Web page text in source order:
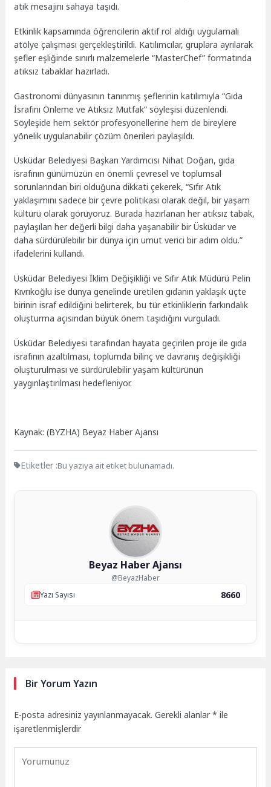
atık mesajını sahaya taşıdı.
Etkinlik kapsamında öğrencilerin aktif rol aldığı uygulamalı
atölye çalışması gerçekleştirildi. Katılımcılar, gruplara ayrılarak
şefler eşliğinde sınırlı malzemelerle “MasterChef” formatında
atıksız tabaklar hazırladı.
Gastronomi dünyasının tanınmış şeflerinin katılımıyla “Gıda
İsrafını Önleme ve Atıksız Mutfak” söyleşisi düzenlendi.
Söyleşide hem sektör profesyonellerine hem de bireylere
yönelik uygulanabilir çözüm önerileri paylaşıldı.
Üsküdar Belediyesi Başkan Yardımcısı Nihat Doğan, gıda
israfının günümüzün en önemli çevresel ve toplumsal
sorunlarından biri olduğuna dikkati çekerek, “Sıfır Atık
yaklaşımını sadece bir çevre politikası olarak değil, bir yaşam
kültürü olarak görüyoruz. Burada hazırlanan her atıksız tabak,
paylaşılan her değerli bilgi daha yaşanabilir bir Üsküdar ve
daha sürdürülebilir bir dünya için umut verici bir adım oldu.”
ifadelerini kullandı.
Üsküdar Belediyesi İklim Değişikliği ve Sıfır Atık Müdürü Pelin
Kıvrıkoğlu ise dünya genelinde üretilen gıdanın yaklaşık üçte
birinin israf edildiğini belirterek, bu tür etkinliklerin farkındalık
oluşturma açısından büyük önem taşıdığını vurguladı.
Üsküdar Belediyesi tarafından hayata geçirilen proje ile gıda
israfının azaltılması, toplumda bilinç ve davranış değişikliği
oluşturulması ve sürdürülebilir yaşam kültürünün
yaygınlaştırılması hedefleniyor.
Kaynak: (BYZHA) Beyaz Haber Ajansı
Etiketler :Bu yazıya ait etiket bulunamadı.
Beyaz Haber Ajansı
@BeyazHaber
Yazı Sayısı
8660
Bir Yorum Yazın
E-posta adresiniz yayınlanmayacak. Gerekli alanlar* ile
işaretlenmişlerdir